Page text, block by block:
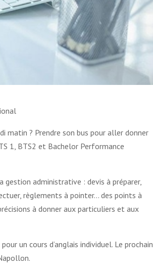
matin ? Prendre son bus pour aller donner
1, BTS2 et Bachelor Performance
gestion administrative : devis à préparer,
règlements à pointer… des points à
à donner aux particuliers et aux
un cours d’anglais individuel. Le prochain